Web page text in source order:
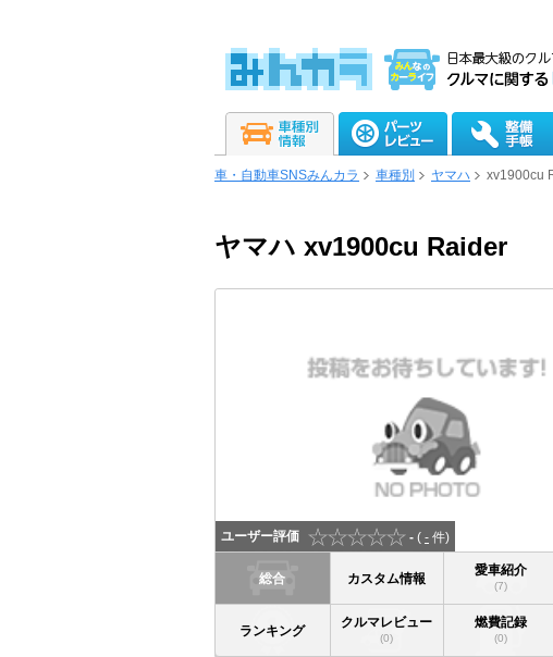
車・自動車SNSみんカラ 車種別 ヤマハ xv1900cu
ヤマハ xv1900cu Raider
ユーザー評価 - ( - 件)
総合 カスタム情報
愛車紹介
(7)
ランキング
クルマレビュー
(0)
燃費記録
(0)